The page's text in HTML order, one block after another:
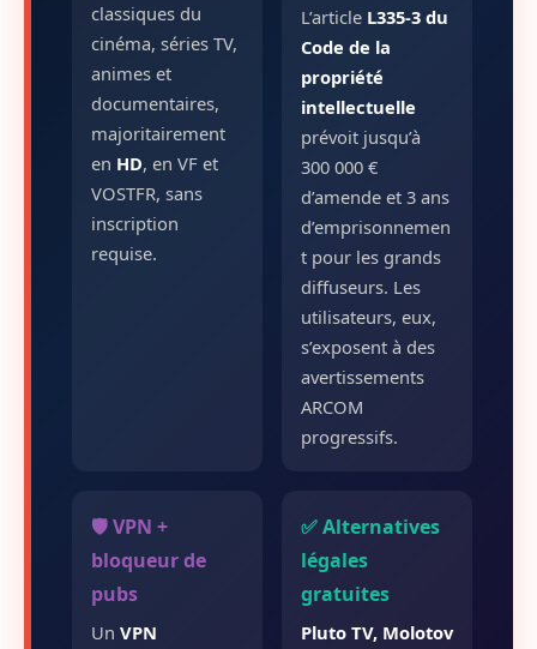
classiques du
cinéma, séries TV,
animes et
documentaires,
majoritairement
en HD, en VF et
VOSTFR, sans
inscription
requise.
L’article L335-3 du
Code de la
propriété
intellectuelle
prévoit jusqu’à
300 000 €
d’amende et 3 ans
d’emprisonnemen
t pour les grands
diffuseurs. Les
utilisateurs, eux,
s’exposent à des
avertissements
ARCOM
progressifs.
🛡️ VPN +
bloqueur de
pubs
Un VPN
✅ Alternatives
légales
gratuites
Pluto TV, Molotov